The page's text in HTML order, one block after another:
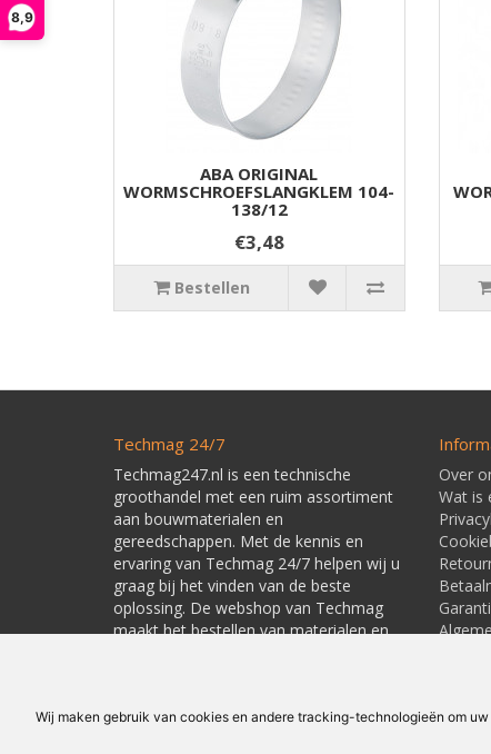
Wij maken gebruik van cookies en andere tracking-technologieën om
8,9
ABA ORIGINAL
WORMSCHROEFSLANGKLEM 104-
138/12
€3,48
Bestellen
Techmag 24/7
Techmag247.nl is een technische
groothandel met een ruim assortiment
aan bouwmaterialen en
gereedschappen. Met de kennis en
ervaring van Techmag 24/7 helpen wij u
graag bij het vinden van de beste
oplossing. De webshop van Techmag
maakt het bestellen van materialen en
Over
Wat is